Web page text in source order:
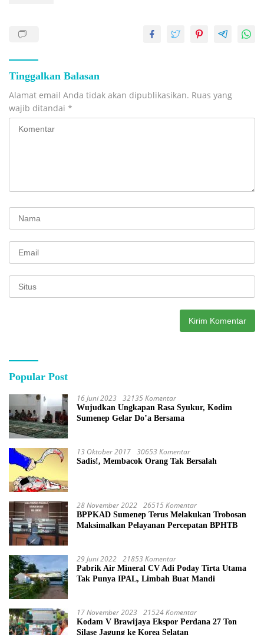
Tinggalkan Balasan
Alamat email Anda tidak akan dipublikasikan. Ruas yang
wajib ditandai *
Popular Post
16 Juni 2023 32135 Komentar
Wujudkan Ungkapan Rasa Syukur, Kodim
Sumenep Gelar Do’a Bersama
13 Oktober 2017 30653 Komentar
Sadis!, Membacok Orang Tak Bersalah
28 November 2022 26515 Komentar
BPPKAD Sumenep Terus Melakukan Trobosan
Maksimalkan Pelayanan Percepatan BPHTB
29 Juni 2022 21853 Komentar
Pabrik Air Mineral CV Adi Poday Tirta Utama
Tak Punya IPAL, Limbah Buat Mandi
17 November 2023 21524 Komentar
Kodam V Brawijaya Ekspor Perdana 27 Ton
Silase Jagung ke Korea Selatan